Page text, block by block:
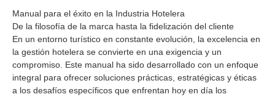
Manual para el éxito en la Industria Hotelera
De la filosofía de la marca hasta la fidelización del cliente
En un entorno turístico en constante evolución, la excelencia en
la gestión hotelera se convierte en una exigencia y un
compromiso. Este manual ha sido desarrollado con un enfoque
integral para ofrecer soluciones prácticas, estratégicas y éticas
a los desafíos específicos que enfrentan hoy en día los